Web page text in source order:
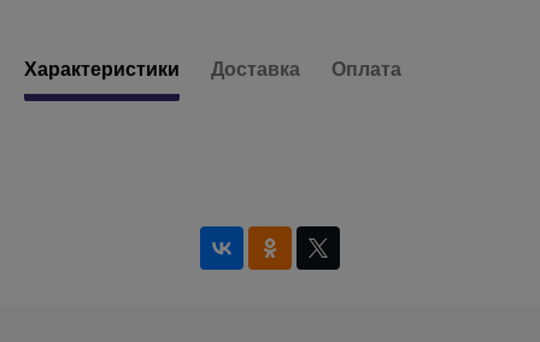
Характеристики Доставка Оплата